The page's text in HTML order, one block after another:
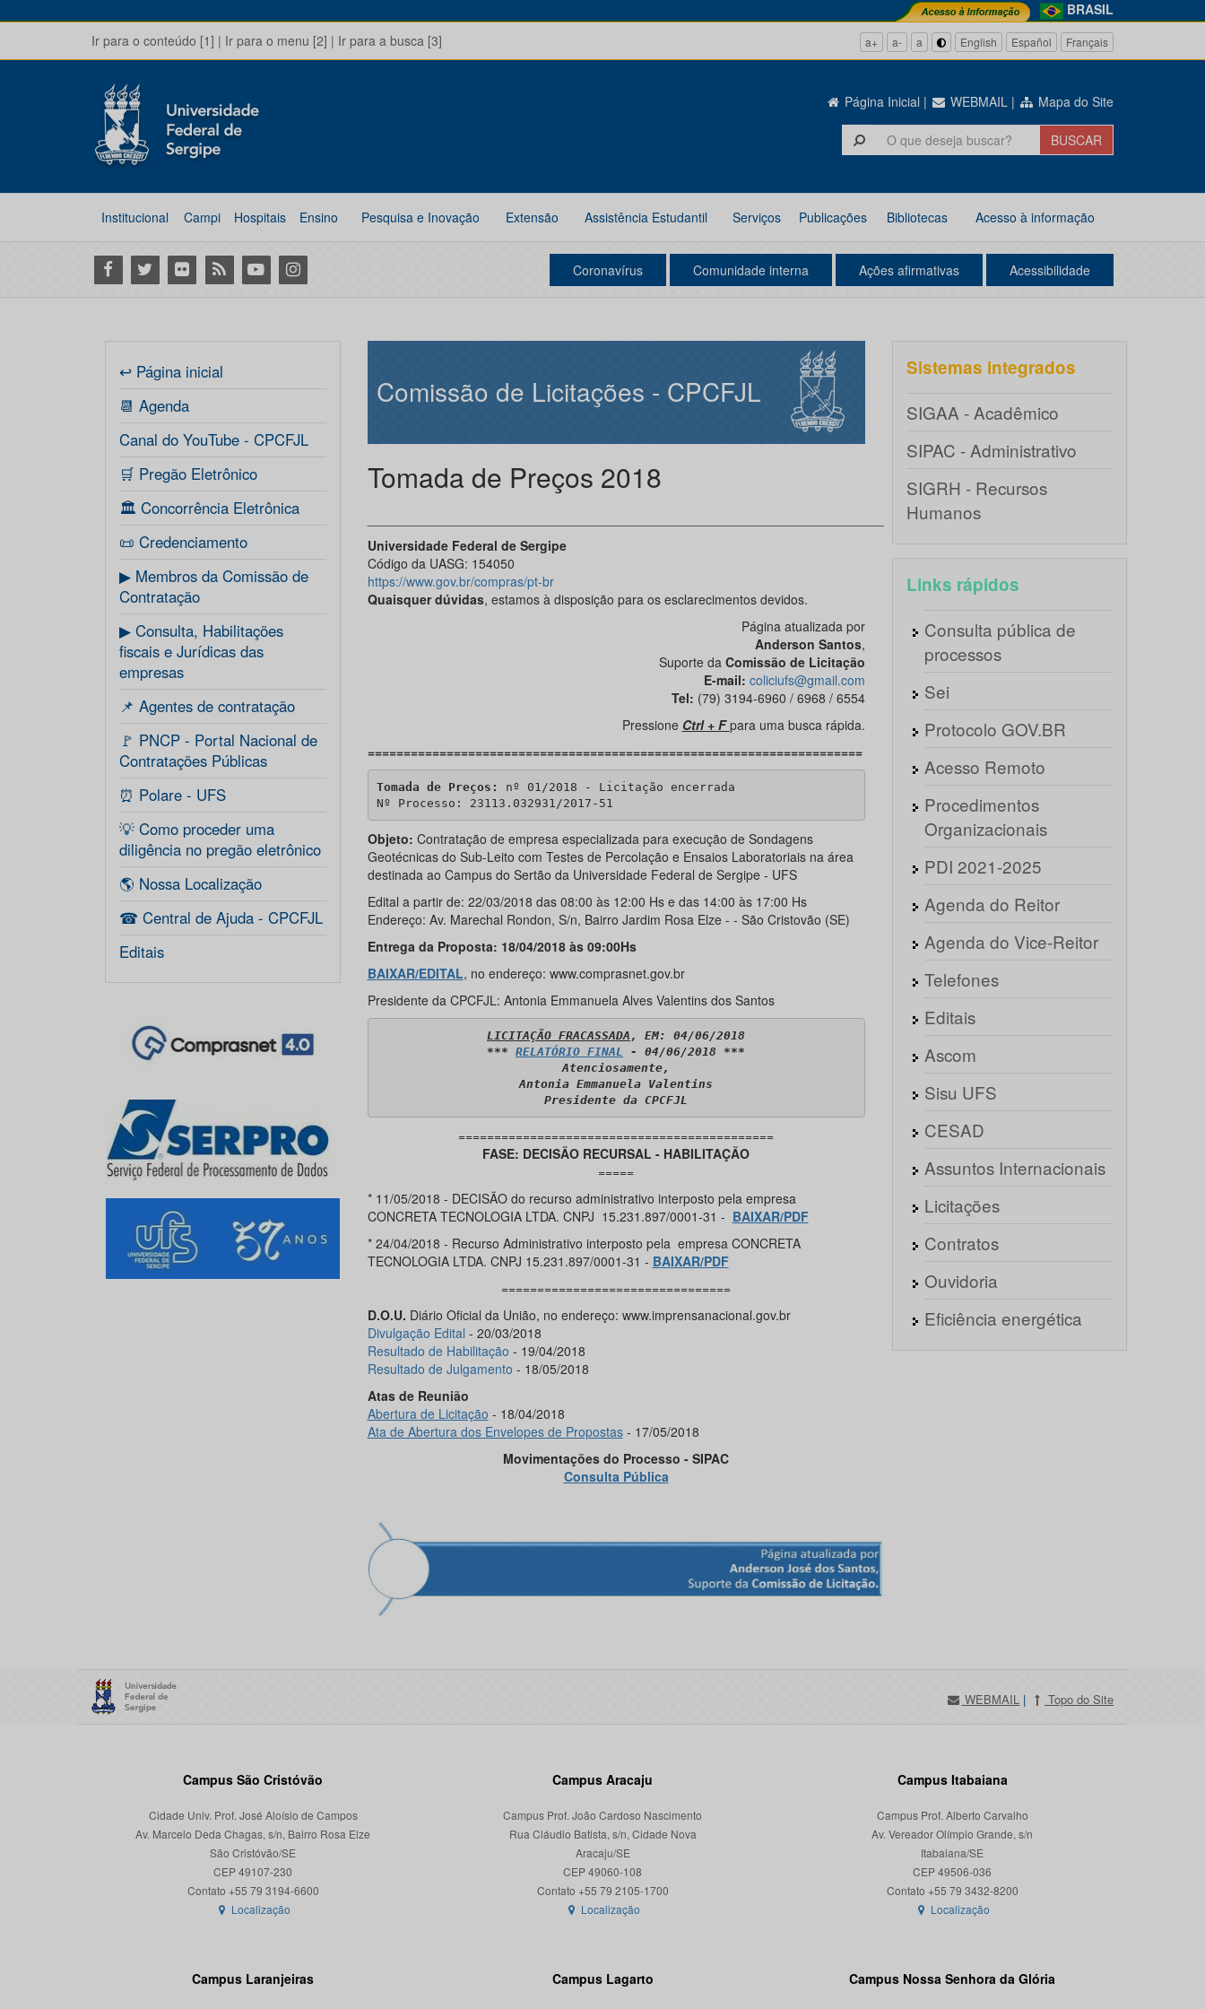
BRASIL
Ir para o conteúdo [1] | Ir para o menu [2] | Ir para a busca [3] a+ a- a English Español Français
Página Inicial | WEBMAIL | Mapa do Site
Institucional Campi Hospitais Ensino Pesquisa e Inovação Extensão Assistência Estudantil Serviços Publicações Bibliotecas Acesso à informação
Facebook
Twitter Flickr RSS YoutubeInstagram Coronavírus Comunidade interna Ações afirmativas Acessibilidade
↩ Página inicial
📆 Agenda
Canal do YouTube - CPCFJL
🛒 Pregão Eletrônico
🏛️ Concorrência Eletrônica
📜 Credenciamento
▶ Membros da Comissão de
Contratação
▶ Consulta, Habilitações
fiscais e Jurídicas das
empresas
📌 Agentes de contratação
🚩 PNCP - Portal Nacional de
Contratações Públicas
⏰ Polare - UFS
💡 Como proceder uma
diligência no pregão eletrônico
🌎 Nossa Localização
☎ Central de Ajuda - CPCFJL
Editais
Comissão de Licitações - CPCFJL
Tomada de Preços 2018
Universidade Federal de Sergipe
Código da UASG: 154050
https://www.gov.br/compras/pt-br
Quaisquer dúvidas, estamos à disposição para os esclarecimentos devidos.
Página atualizada por
Anderson Santos,
Suporte da Comissão de Licitação
E-mail: coliciufs@gmail.com
Tel: (79) 3194-6960 / 6968 / 6554
Pressione Ctrl + Fpara uma busca rápida.
=====================================================================
Tomada de Preços:
nº 01/2018 - Licitação encerrada
Nº Processo: 23113.032931/2017-51
Objeto: Contratação de empresa especializada para execução de Sondagens
Geotécnicas do Sub-Leito com Testes de Percolação e Ensaios Laboratoriais na área
destinada ao Campus do Sertão da Universidade Federal de Sergipe - UFS
Edital a partir de: 22/03/2018 das 08:00 às 12:00 Hs e das 14:00 às 17:00 Hs
Endereço: Av. Marechal Rondon, S/n, Bairro Jardim Rosa Elze - - São Cristovão (SE)
Entrega da Proposta: 18/04/2018 às 09:00Hs
BAIXAR/EDITAL, no endereço: www.comprasnet.gov.br
Presidente da CPCFJL: Antonia Emmanuela Alves Valentins dos Santos
LICITAÇÃO FRACASSADA , EM: 04/06/2018
*** RELATÓRIO FINAL
- 04/06/2018 ***
Atenciosamente,
Antonia Emmanuela Valentins
Presidente da CPCFJL
============================================
FASE: DECISÃO RECURSAL - HABILITAÇÃO
=====
* 11/05/2018 - DECISÃO do recurso administrativo interposto pela empresa
CONCRETA TECNOLOGIA LTDA. CNPJ 15.231.897/0001-31 - BAIXAR/PDF
* 24/04/2018 - Recurso Administrativo interposto pela empresa CONCRETA
TECNOLOGIA LTDA. CNPJ 15.231.897/0001-31 - BAIXAR/PDF
================================
D.O.U. Diário Oficial da União, no endereço: www.imprensanacional.gov.br
Divulgação Edital - 20/03/2018
Resultado de Habilitação - 19/04/2018
Resultado de Julgamento - 18/05/2018
Atas de Reunião
Abertura de Licitação - 18/04/2018
Ata de Abertura dos Envelopes de Propostas- 17/05/2018
Movimentações do Processo - SIPAC
Consulta Pública
Sistemas integrados
SIGAA - Acadêmico
SIPAC - Administrativo
SIGRH - Recursos
Humanos
Links rápidos
Consulta pública de
processos
Sei
Protocolo GOV.BR
Acesso Remoto
Procedimentos
Organizacionais
PDI 2021-2025
Agenda do Reitor
Agenda do Vice-Reitor
Telefones
Editais
Ascom
Sisu UFS
CESAD
Assuntos Internacionais
Licitações
Contratos
Ouvidoria
Eficiência energética
WEBMAIL | Topo do Site
Campus São Cristóvão
Cidade Univ. Prof. José Aloísio de Campos
Av. Marcelo Deda Chagas, s/n, Bairro Rosa Elze
São Cristóvão/SE
CEP 49107-230
Localização
Campus Aracaju
Campus Prof. João Cardoso Nascimento
Rua Cláudio Batista, s/n, Cidade Nova
Aracaju/SE
CEP 49060-108
Localização
Campus Itabaiana
Campus Prof. Alberto Carvalho
Av. Vereador Olímpio Grande, s/n
Itabaiana/SE
CEP 49506-036
Localização
Campus Laranjeiras Campus Lagarto Campus Nossa Senhora da Glória